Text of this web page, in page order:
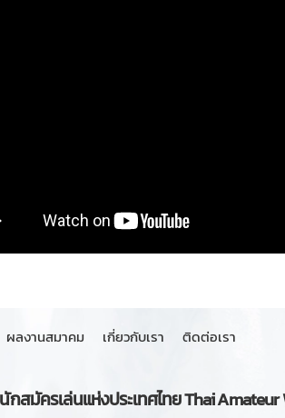
ผลงานสมาคม เกี่ยวกับเรา ติดต่อเรา
สมัครเล่นแห่งประเทศไทย Thai Amateur